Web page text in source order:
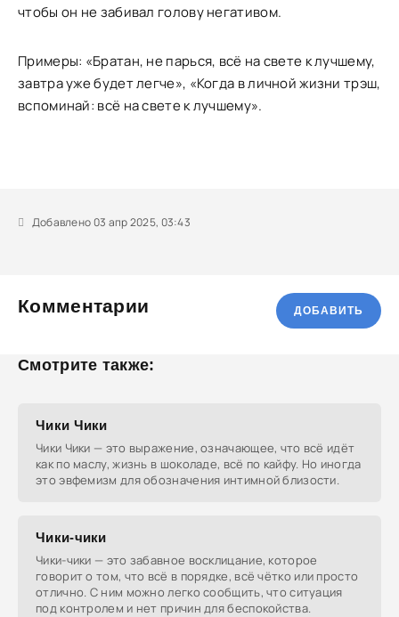
чтобы он не забивал голову негативом.
Примеры: «Братан, не парься, всё на свете к лучшему,
завтра уже будет легче», «Когда в личной жизни трэш,
вспоминай: всё на свете к лучшему».
Добавлено 03 апр 2025, 03:43
Комментарии ДОБАВИТЬ
Смотрите также:
Чики Чики
Чики Чики — это выражение, означающее, что всё идёт
как по маслу, жизнь в шоколаде, всё по кайфу. Но иногда
это эвфемизм для обозначения интимной близости.
Чики-чики
Чики-чики — это забавное восклицание, которое
говорит о том, что всё в порядке, всё чётко или просто
отлично. С ним можно легко сообщить, что ситуация
под контролем и нет причин для беспокойства.